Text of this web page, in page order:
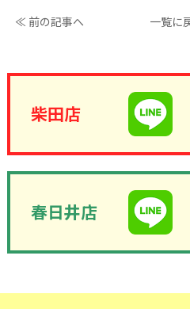
≪ 前の記事へ 一覧に
柴田店
春日井店